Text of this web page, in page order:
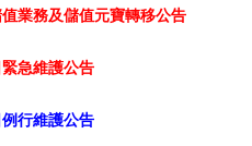
值業務及儲值元寶轉移公告
緊急維護公告
例行維護公告